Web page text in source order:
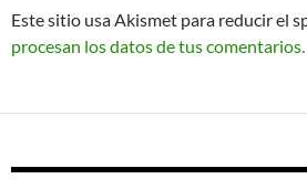
Este sitio usa Akismet para reducir el
procesan los datos de tus comentarios.